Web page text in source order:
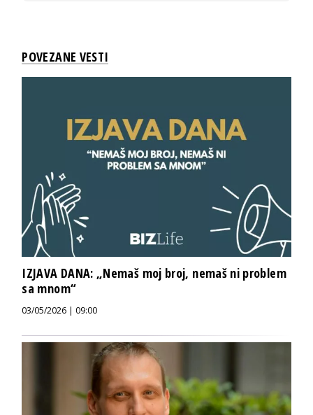
POVEZANE VESTI
IZJAVA DANA: „Nemaš moj broj, nemaš ni problem
sa mnom“
03/05/2026 | 09:00